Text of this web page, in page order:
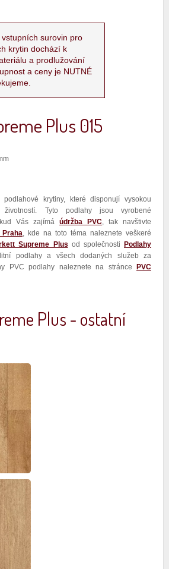
surovin pro
krytin dochází k
a prodlužování
a ceny je NUTNÉ
Plus 015
krytiny, které disponují vysokou
Tyto podlahy jsou vyrobené
Vás zajímá údržba PVC, tak navštivte
Praha, kde na toto téma naleznete veškeré
Supreme Plus od společnosti
Podlahy
podlahy a všech dodaných služeb za
PVC podlahy naleznete na stránce
PVC
Plus - ostatní